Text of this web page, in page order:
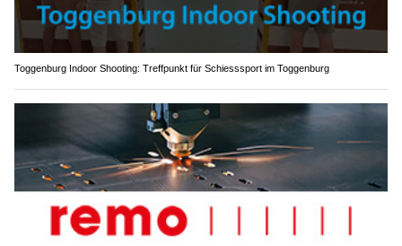
Toggenburg Indoor Shooting: Treffpunkt für Schiesssport im Toggenburg